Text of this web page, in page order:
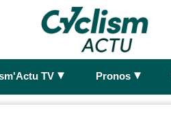
TV ► Pronos ►